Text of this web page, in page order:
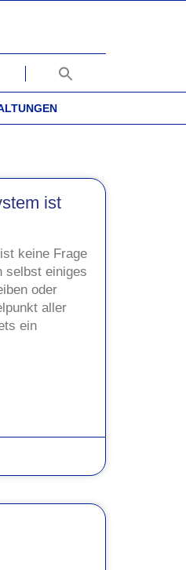
ist
keine Frage
selbst einiges
oder
aller
ein